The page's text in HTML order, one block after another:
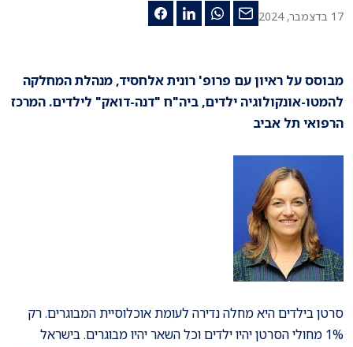
17 בדצמבר, 2024
מבוסס על ראיון עם פרופ' רונית אלחסיד, מנהלת המחלקה
להמטו-אונקולוגיה ילדים, ביה"ח "דנה-דואק" לילדים. המרכז
הרפואי תל אביב
סרטן בילדים היא מחלה נדירה לעומת אוכלוסיית המבוגרים. רק
1% מחולי הסרטן יהיו ילדים וכל השאר יהיו מבוגרים. בישראל